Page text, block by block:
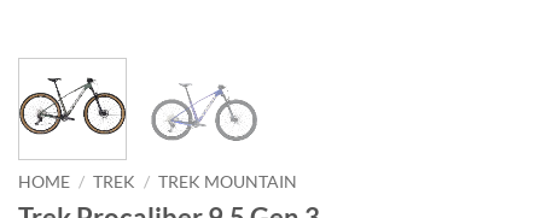
HOME / TREK / TREK MOUNTAIN